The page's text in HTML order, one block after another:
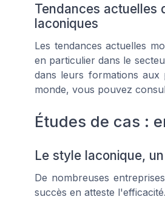
Tendances actuelles
laconiques
Les tendances actuelles
en particulier dans le
dans leurs formations
monde, vous pouvez
Études de cas :
Le style laconique,
De nombreuses
succès en atteste l'efficacité.